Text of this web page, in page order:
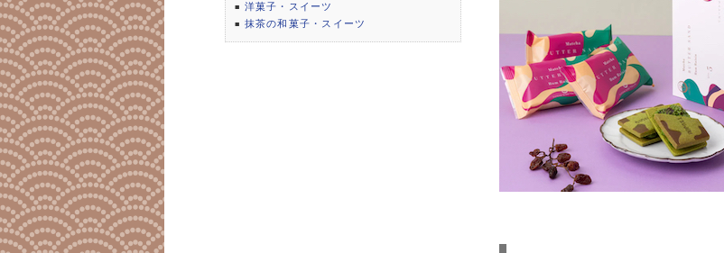
■ 洋菓子・スイーツ
■ 抹茶の和菓子・スイーツ